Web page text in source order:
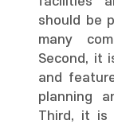
should be
many
Second, it
and
planning
Third, it is